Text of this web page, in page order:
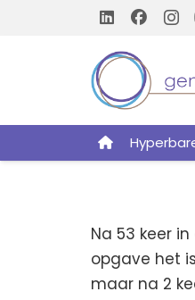
Na 53 keer
opgave het
maar na 2